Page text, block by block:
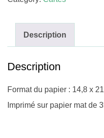
Description
Description
Format du papier : 14,8 x
Imprimé sur papier mat de